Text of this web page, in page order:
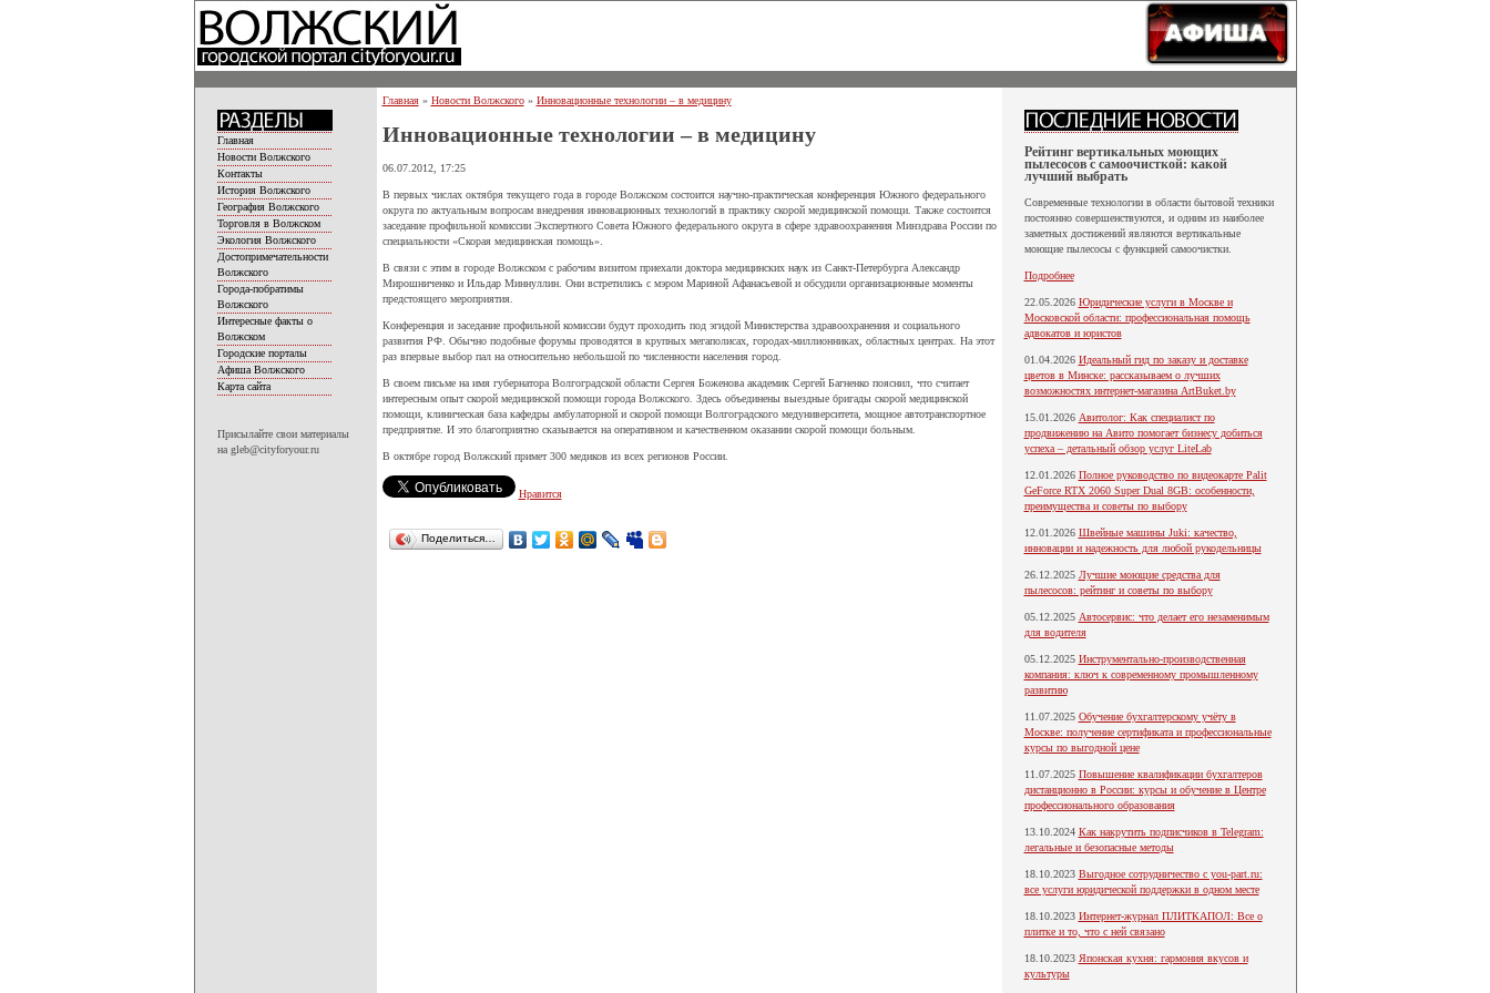
Главная
Новости Волжского
Контакты
История Волжского
География Волжского
Торговля в Волжском
Экология Волжского
Достопримечательности
Волжского
Города-побратимы
Волжского
Интересные факты о
Волжском
Городские порталы
Афиша Волжского
Карта сайта
Присылайте свои материалы
на gleb@cityforyour.ru
Главная» Новости Волжского» Инновационные технологии – в медицину
Инновационные технологии – в медицину
06.07.2012, 17:25
В первых числах октября текущего года в городе Волжском состоится научно-практическая конференция Южного федерального
округа по актуальным вопросам внедрения инновационных технологий в практику скорой медицинской помощи. Также состоится
заседание профильной комиссии Экспертного Совета Южного федерального округа в сфере здравоохранения Минздрава России по
специальности «Скорая медицинская помощь».
В связи с этим в городе Волжском с рабочим визитом приехали доктора медицинских наук из Санкт-Петербурга Александр
Мирошниченко и Ильдар Миннуллин. Они встретились с мэром Мариной Афанасьевой и обсудили организационные моменты
предстоящего мероприятия.
Конференция и заседание профильной комиссии будут проходить под эгидой Министерства здравоохранения и социального
развития РФ. Обычно подобные форумы проводятся в крупных мегаполисах, городах-миллионниках, областных центрах. На этот
раз впервые выбор пал на относительно небольшой по численности населения город.
В своем письме на имя губернатора Волгоградской области Сергея Боженова академик Сергей Багненко пояснил, что считает
интересным опыт скорой медицинской помощи города Волжского. Здесь объединены выездные бригады скорой медицинской
помощи, клиническая база кафедры амбулаторной и скорой помощи Волгоградского медуниверситета, мощное автотранспортное
предприятие. И это благоприятно сказывается на оперативном и качественном оказании скорой помощи больным.
В октябре город Волжский примет 300 медиков из всех регионов России.
Нравится
Поделиться…
Рейтинг вертикальных моющих
пылесосов с самоочисткой: какой
лучший выбрать
Современные технологии в области бытовой техники
постоянно совершенствуются, и одним из наиболее
заметных достижений являются вертикальные
моющие пылесосы с функцией самоочистки.
Подробнее
22.05.2026 Юридические услуги в Москве и
Московской области: профессиональная помощь
адвокатов и юристов
01.04.2026 Идеальный гид по заказу и доставке
цветов в Минске: рассказываем о лучших
возможностях интернет-магазина ArtBuket.by
15.01.2026 Авитолог: Как специалист по
продвижению на Авито помогает бизнесу добиться
успеха – детальный обзор услуг LiteLab
12.01.2026 Полное руководство по видеокарте Palit
GeForce RTX 2060 Super Dual 8GB: особенности,
преимущества и советы по выбору
12.01.2026 Швейные машины Juki: качество,
инновации и надежность для любой рукодельницы
26.12.2025 Лучшие моющие средства для
пылесосов: рейтинг и советы по выбору
05.12.2025 Автосервис: что делает его незаменимым
для водителя
05.12.2025 Инструментально-производственная
компания: ключ к современному промышленному
развитию
11.07.2025 Обучение бухгалтерскому учёту в
Москве: получение сертификата и профессиональные
курсы по выгодной цене
11.07.2025 Повышение квалификации бухгалтеров
дистанционно в России: курсы и обучение в Центре
профессионального образования
13.10.2024 Как накрутить подписчиков в Telegram:
легальные и безопасные методы
18.10.2023 Выгодное сотрудничество с you-part.ru:
все услуги юридической поддержки в одном месте
18.10.2023 Интернет-журнал ПЛИТКАПОЛ: Все о
плитке и то, что с ней связано
18.10.2023 Японская кухня: гармония вкусов и
культуры